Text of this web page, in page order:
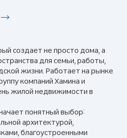
создает не просто дома, а
для семьи, работы,
жизни. Работает на рынке
компаний Хамина и
жилой недвижимости в
понятный выбор:
архитектурой,
благоустроенными